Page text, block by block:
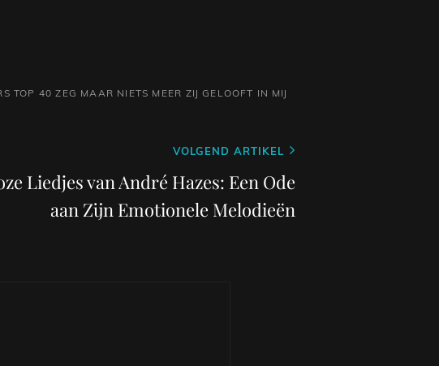
TOP 40 ZEG MAAR NIETS MEER ZIJ GELOOFT IN MIJ
VOLGEND ARTIKEL
Liedjes van André Hazes: Een Ode
aan Zijn Emotionele Melodieën